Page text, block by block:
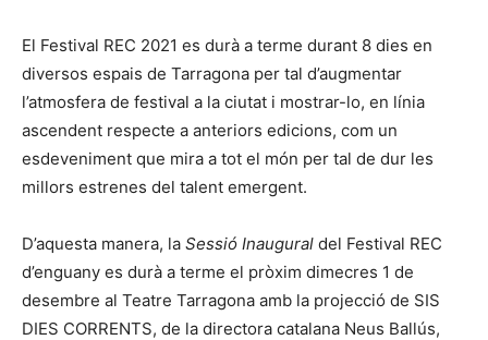
El Festival REC 2021 es durà a terme durant 8 dies en
diversos espais de Tarragona per tal d’augmentar
l’atmosfera de festival a la ciutat i mostrar-lo, en línia
ascendent respecte a anteriors edicions, com un
esdeveniment que mira a tot el món per tal de dur les
millors estrenes del talent emergent.
D’aquesta manera, la Sessió Inaugural del Festival REC
d’enguany es durà a terme el pròxim dimecres 1 de
desembre al Teatre Tarragona amb la projecció de SIS
DIES CORRENTS, de la directora catalana Neus Ballús,